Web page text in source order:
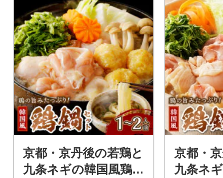
京都・京丹後の若鶏と
九条ネギの韓国風鶏鍋
京都・
九条ネ